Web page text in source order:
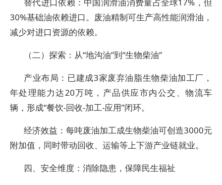
30%基础油依赖进口。废油精制可生产高性能润滑油，
减少对进口资源的依赖。
（二）探索：从“地沟油”到“生物柴油”
产业布局：已建成3家废弃油脂生物柴油加工厂，
年处理能力达20万吨，产品供应市内公交、物流车
辆，形成“餐饮-回收-加工-应用”闭环。
经济效益：每吨废油加工成生物柴油可创造3000元
附加值，同时带动回收、运输等上下游产业链就业。
四、安全维度：消除隐患，保障民生福祉